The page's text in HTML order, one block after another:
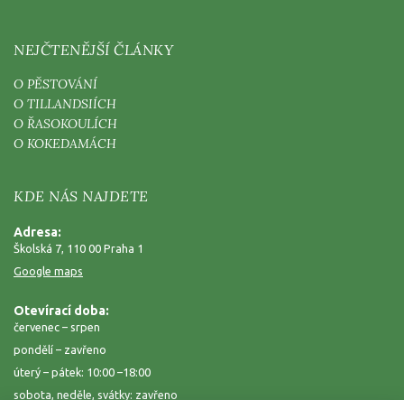
NEJČTENĚJŠÍ ČLÁNKY
O PĚSTOVÁNÍ
O TILLANDSIÍCH
O ŘASOKOULÍCH
O KOKEDAMÁCH
KDE NÁS NAJDETE
Adresa:
Školská 7, 110 00 Praha 1
Google maps
Otevírací doba:
červenec – srpen
pondělí – zavřeno
úterý – pátek: 10:00 –18:00
sobota, neděle, svátky: zavřeno